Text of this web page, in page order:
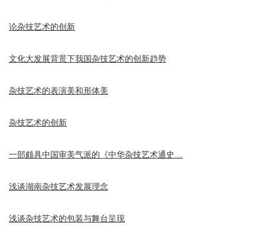
论杂技艺术的创新
文化大发展背景下我国杂技艺术的创新趋势
杂技艺术的表演美和形体美
杂技艺术的创新
一部颇具中国审美气派的《中华杂技艺术通史…
浅谈湖南杂技艺术发展理念
浅谈杂技艺术的包装与舞台呈现